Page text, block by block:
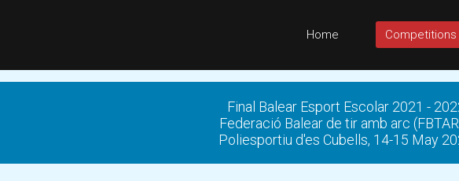
Home Competitions
Final Balear Esport Escolar 2021 -
Federació Balear de tir amb arc
Poliesportiu d'es Cubells, 14-15 May